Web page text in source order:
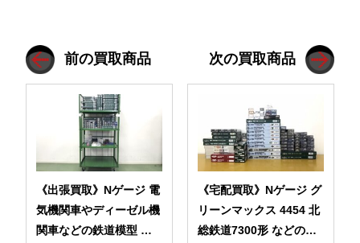
前の買取商品
《出張買取》Nゲージ 電
気機関車やディーゼル機
関車などの鉄道模型 多
次の買取商品
《宅配買取》Nゲージ グ
リーンマックス 4454 北
総鉄道7300形 などの鉄